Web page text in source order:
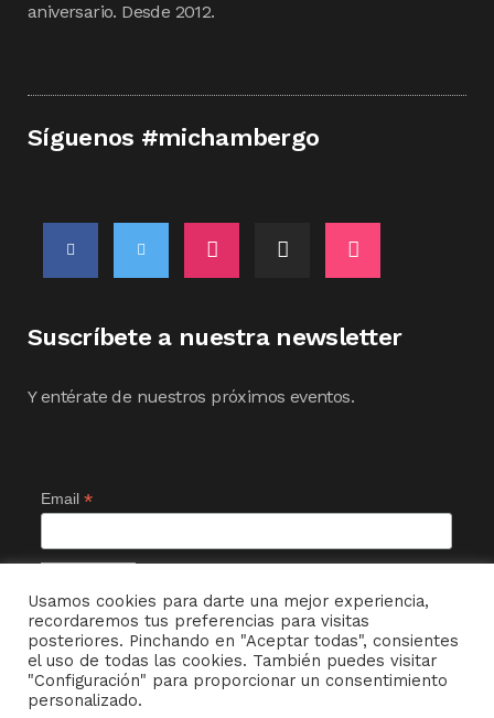
aniversario. Desde 2012.
Síguenos #michambergo
Suscríbete a nuestra newsletter
Y entérate de nuestros próximos eventos.
Email *
Usamos cookies para darte una mejor experiencia,
recordaremos tus preferencias para visitas
posteriores. Pinchando en "Aceptar todas", consientes
el uso de todas las cookies. También puedes visitar
"Configuración" para proporcionar un consentimiento
personalizado.